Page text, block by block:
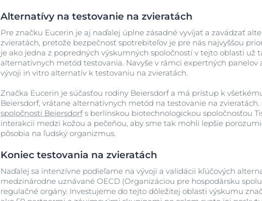
Alternatívy na testovanie na zvieratách
Pre značku Eucerin je aj naďalej úplne zásadné vyvíjať a zavádzať
zvieratách, pretože bezpečnosť spotrebiteľov je pre nás najvyššou
je ako jedna z popredných výskumných spoločností v tejto oblasti už
alternatívnych metód testovania. Navyše v rámci expertných
vývoji in vitro alternatív k testovaniu na zvieratách.
Značka Eucerin je súčasťou rodiny Beiersdorf a má prístup k
Beiersdorf, vrátane alternatívnych metód na testovanie na zvieratách.
spoločnosti Beiersdorfs berlínskou biotechnologickou spoločnosťou
interakcii medzi kožou a pečeňou, aby sme tak mohli lepšie
pôsobia na ľudský organizmus.
Koniec testovania na zvieratách
Naďalej sa intenzívne podieľame na vývoji a validácii kľúčových
medzinárodne uznávané OECD (Organizáciou pre hospodársku
regulačné orgány. Investujeme do tejto dôležitej oblasti výskumu